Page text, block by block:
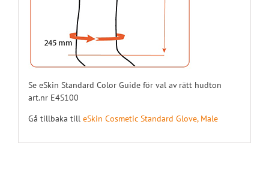
Se eSkin Standard Color Guide för val av rätt hudton
art.nr E4S100
Gå tillbaka till eSkin Cosmetic Standard Glove, Male